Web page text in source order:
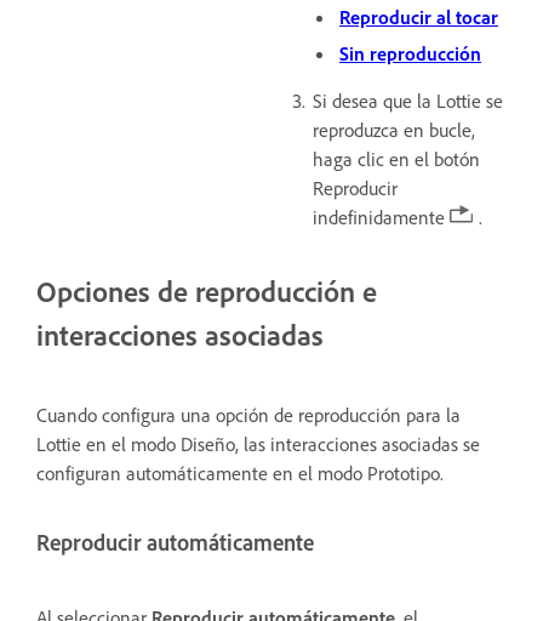
Reproducir al tocar
Sin reproducción
Si desea que la Lottie se
reproduzca en bucle,
haga clic en el botón
Reproducir
indefinidamente
.
Opciones de reproducción e
interacciones asociadas
Cuando configura una opción de reproducción para la
Lottie en el modo Diseño, las interacciones asociadas se
configuran automáticamente en el modo Prototipo.
Reproducir automáticamente